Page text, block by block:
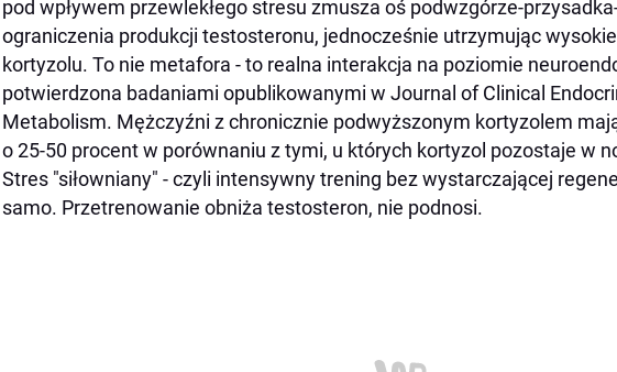
pod wpływem przewlekłego stresu zmusza oś podwzgórze-
ograniczenia produkcji testosteronu, jednocześnie utrzymując
kortyzolu. To nie metafora - to realna interakcja na poziomie
potwierdzona badaniami opublikowanymi w Journal of Clinical
Metabolism. Mężczyźni z chronicznie podwyższonym kortyzolem
o 25-50 procent w porównaniu z tymi, u których kortyzol pozostaje w
Stres "siłowniany" - czyli intensywny trening bez wystarczającej
samo. Przetrenowanie obniża testosteron, nie podnosi.